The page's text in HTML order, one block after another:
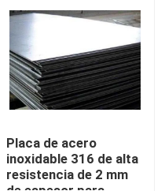
Placa de acero
inoxidable 316 de alta
resistencia de 2 mm